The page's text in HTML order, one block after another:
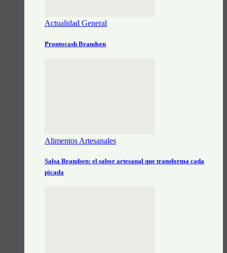
Actualidad General
Prontocash Brandsen
Alimentos Artesanales
Salsa Brandsen: el sabor artesanal que transforma cada
picada